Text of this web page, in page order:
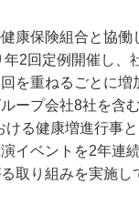
康保険組合と協
2回定例開催し
を重ねるごとに
ープ会社8社を含
る健康増進行事
イベントを2年連
取り組みを実施し